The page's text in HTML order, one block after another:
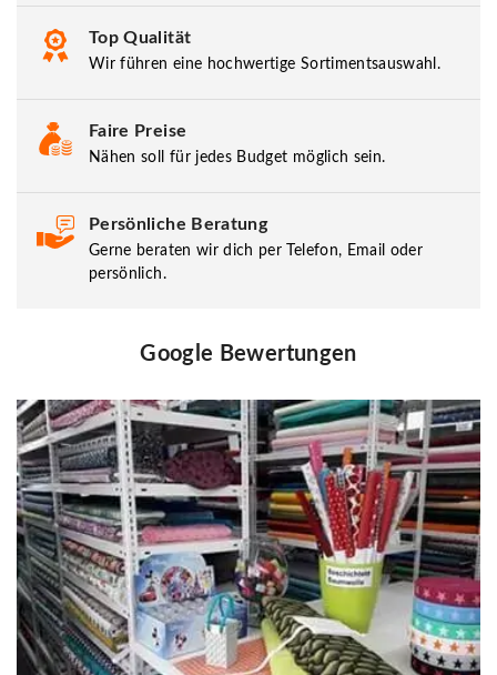
Top Qualität
Wir führen eine hochwertige Sortimentsauswahl.
Faire Preise
Nähen soll für jedes Budget möglich sein.
Persönliche Beratung
Gerne beraten wir dich per Telefon, Email oder
persönlich.
Google Bewertungen